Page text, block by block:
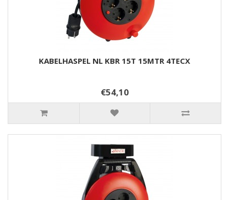
KABELHASPEL NL KBR 15T 15MTR 4TECX
€54,10